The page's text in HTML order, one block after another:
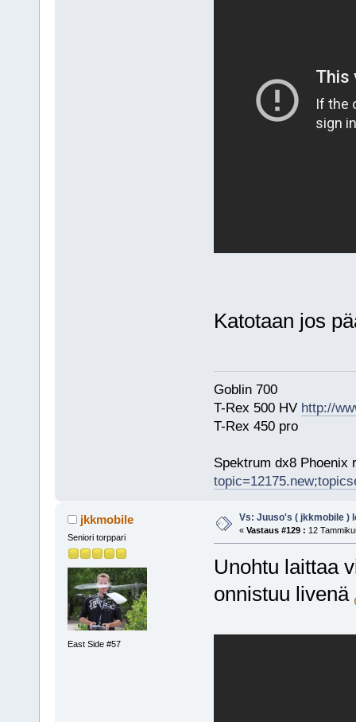
Katotaan jos
Goblin 700
T-Rex 500 HV http://
T-Rex 450 pro
Spektrum dx8 Phoenix
jkkmobile
Seniori torppari
East Side #57
Vs: Juuso's ( jkkmobile )
« Vastaus #129 : 12
Unohtu laittaa
onnistuu livenä